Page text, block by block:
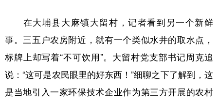
在大埔县大麻镇大留村，记者看到另一个新鲜
事。三五户农房附近，就有一个类似水井的取水点，
标牌上却写着“不可饮用”。大留村党支部书记周克追
说：“这可是农民眼里的好东西！”细聊之下了解到，这
是当地引入一家环保技术企业作为第三方开展的农村